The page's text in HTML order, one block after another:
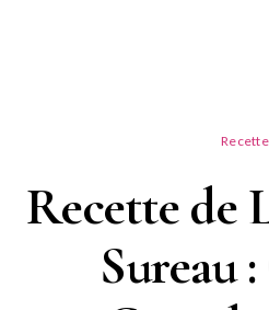
Recette
Recette de
Sureau